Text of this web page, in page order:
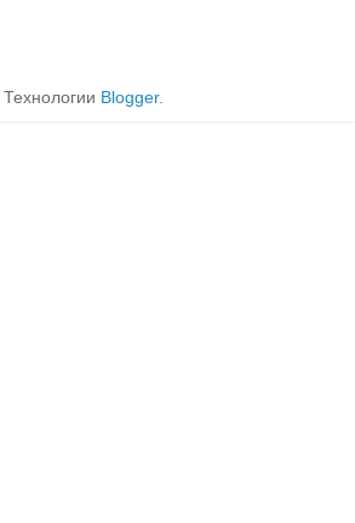
Технологии Blogger.